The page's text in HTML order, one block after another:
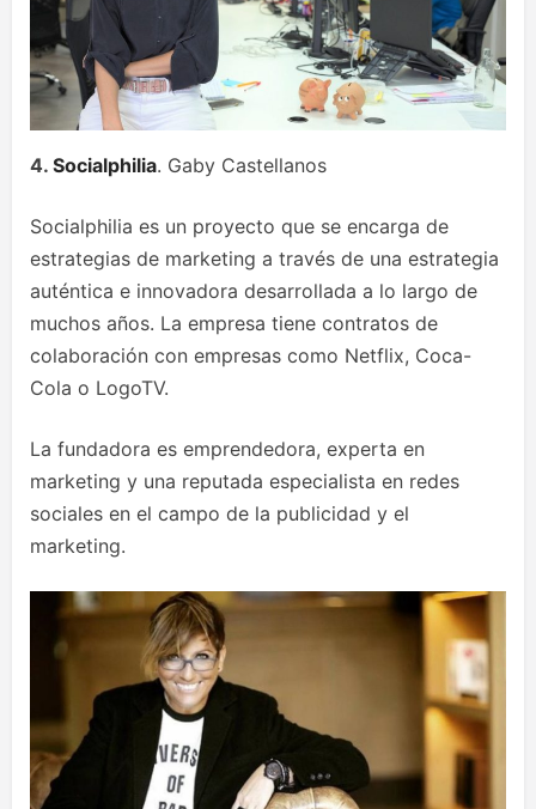
4. Socialphilia. Gaby Castellanos
Socialphilia es un proyecto que se encarga de
estrategias de marketing a través de una estrategia
auténtica e innovadora desarrollada a lo largo de
muchos años. La empresa tiene contratos de
colaboración con empresas como Netflix, Coca-
Cola o LogoTV.
La fundadora es emprendedora, experta en
marketing y una reputada especialista en redes
sociales en el campo de la publicidad y el
marketing.